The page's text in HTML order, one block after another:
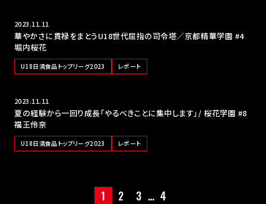
2023.11.11
華やかさに貫禄をまとうU18世代屈指の司令塔／京都精華学園 #4
堀内桜花
U18日清食品トップリーグ2023 レポート
2023.11.11
夏の経験から一回り成長「やるべきことに集中します」/ 桜花学園 #8
福王伶奈
U18日清食品トップリーグ2023 レポート
1 2 3 … 4